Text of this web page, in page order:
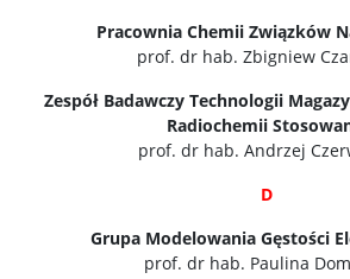
Pracownia Chemii Związków
prof. dr hab. Zbigniew
Zespół Badawczy Technologii
Radiochemii
prof. dr hab. Andrzej
D
Grupa Modelowania Gęstości
prof. dr hab. Paulina